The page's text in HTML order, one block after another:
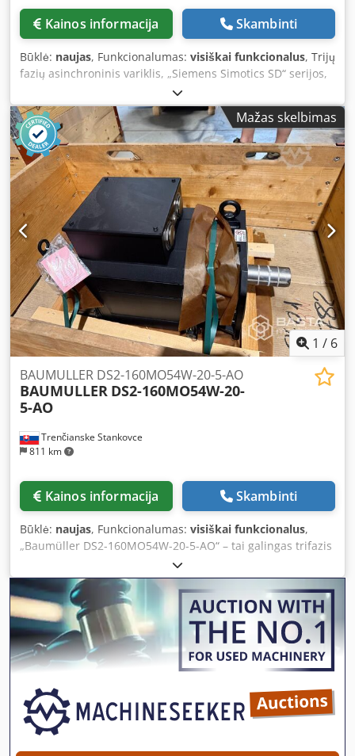
Kainos informacija Skambinti
Būklė: naujas, Funkcionalumas: visiškai funkcionalus, Trijų
fazių asinchroninis variklis, „Siemens Simotics SD“ serijos,
su ketaus korpusu. Tai keturių polių variklis (1500
aps./min.), 250M dydžio, kurio galia yra 55 kW esant 50 Hz
dažniui. Pagrindiniai techniniai duomenys: Dcsdpfxjzr Exyo
Aczsk • Galia: 55 kW (esant 50 Hz / 400 V / 690 V) • Dydis:
250M • Polių skaičius: 4 (apytiksliai 1480 aps./min.) •
Konstrukcija: ketaus korpusas (tinka sudėtingoms
eksploatavimo sąlygoms) • Naudingumo laipsnis: IE2 klasė
(aukštas naudingumo laipsnis) • Apsaugos laipsnis: IP55 [1,
2, 3, 4, 5] „Siemens 1LG6 220-4MA66-Z“ yra trijų fazių
asinchroninis variklis, kurio galia apytiksliai 37 kW, 225
dydžio, apsaugos laipsnis IP55 ir sukimosi greitis apytiksliai
1470 aps./min.
Mažas skelbimas
1 / 6
Trenčianske Stankovce
811 km
BAUMULLER DS2-160MO54W-20-5-AO
BAUMULLER DS2-160MO54W-20-
5-AO
Kainos informacija Skambinti
Būklė: naujas, Funkcionalumas: visiškai funkcionalus,
„Baumüller DS2-160MO54W-20-5-AO“ – tai galingas trifazis
sinchroninis servovariklis. Šie varikliai skirti sudėtingoms
pramoninėms reikmėms ir pasižymi dideliu dinamizmu bei
vandens aušinimu (apsaugos klasė IP54). Svarbiausi
techniniai duomenys: Djdezr H Shjpfx Aczeck • Serija: DS2 •
Dydis: 160 • Rotoriaus ilgis: M (vidutinis) • Apsaugos klasė /
aušinimas: IP54, vandens aušinimas (W) • Apvijos ir
vardiniai parametrai: šie varikliai pasiekia didelę galią
kilovatų).